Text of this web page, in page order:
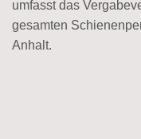
umfasst das
gesamten
Anhalt.